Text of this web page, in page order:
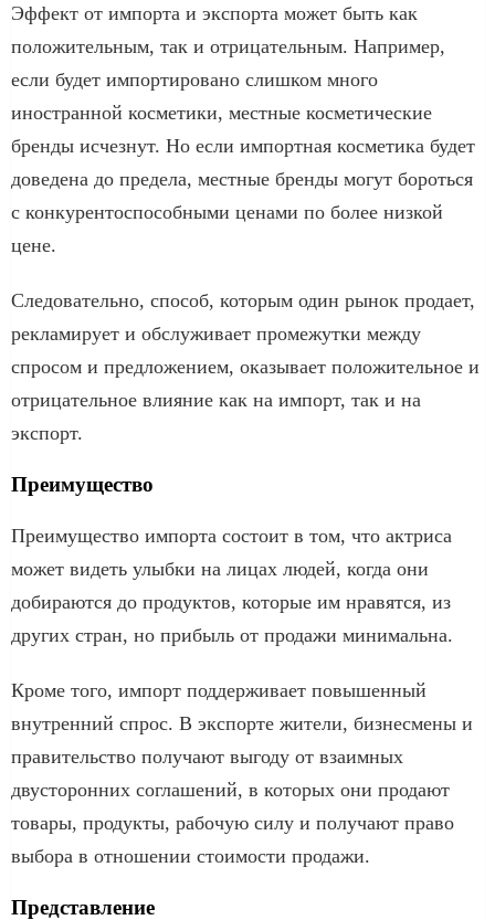
Эффект от импорта и экспорта может быть как
положительным, так и отрицательным. Например,
если будет импортировано слишком много
иностранной косметики, местные косметические
бренды исчезнут. Но если импортная косметика будет
доведена до предела, местные бренды могут бороться
с конкурентоспособными ценами по более низкой
цене.
Следовательно, способ, которым один рынок продает,
рекламирует и обслуживает промежутки между
спросом и предложением, оказывает положительное и
отрицательное влияние как на импорт, так и на
экспорт.
Преимущество
Преимущество импорта состоит в том, что актриса
может видеть улыбки на лицах людей, когда они
добираются до продуктов, которые им нравятся, из
других стран, но прибыль от продажи минимальна.
Кроме того, импорт поддерживает повышенный
внутренний спрос. В экспорте жители, бизнесмены и
правительство получают выгоду от взаимных
двусторонних соглашений, в которых они продают
товары, продукты, рабочую силу и получают право
выбора в отношении стоимости продажи.
Представление